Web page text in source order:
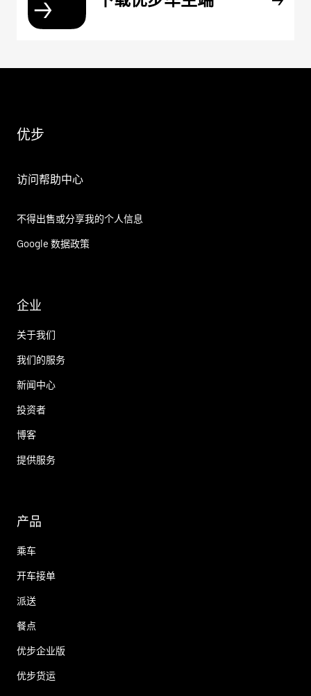
优步
访问帮助中心
不得出售或分享我的个人信息
Google 数据政策
企业
关于我们
我们的服务
新闻中心
投资者
博客
提供服务
产品
乘车
开车接单
派送
餐点
优步企业版
优步货运